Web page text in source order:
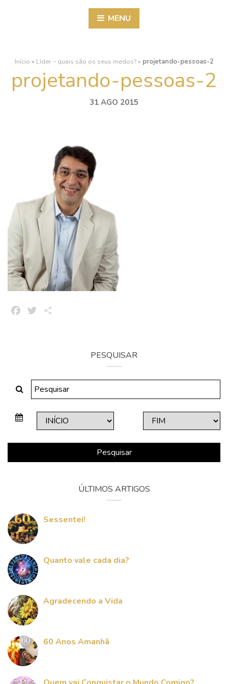
MENU
Início » Líder – quais são os seus medos?» projetando-pessoas-2
projetando-pessoas-2
31 AGO 2015
FacebookTwitter
PESQUISAR
Pesquisar
ÚLTIMOS ARTIGOS
Sessentei!
Quanto vale cada dia?
Agradecendo a Vida
60 Anos Amanhã